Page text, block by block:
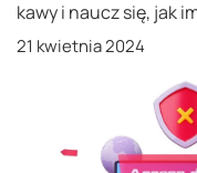
kawy i naucz się, jak
21 kwietnia 2024